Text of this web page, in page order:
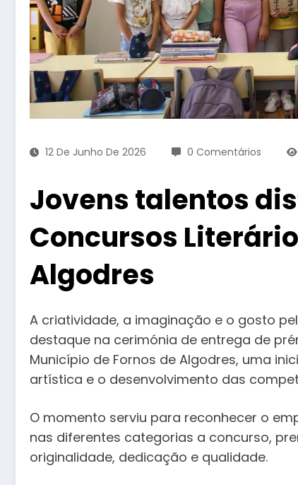
12 De Junho De 2026 0 Comentários
Jovens talentos
Concursos
Algodres
A criatividade, a imaginação e o gosto
destaque na cerimónia de entrega de
Município de Fornos de Algodres, uma
artística e o desenvolvimento das
O momento serviu para reconhecer o
nas diferentes categorias a concurso,
originalidade, dedicação e qualidade.